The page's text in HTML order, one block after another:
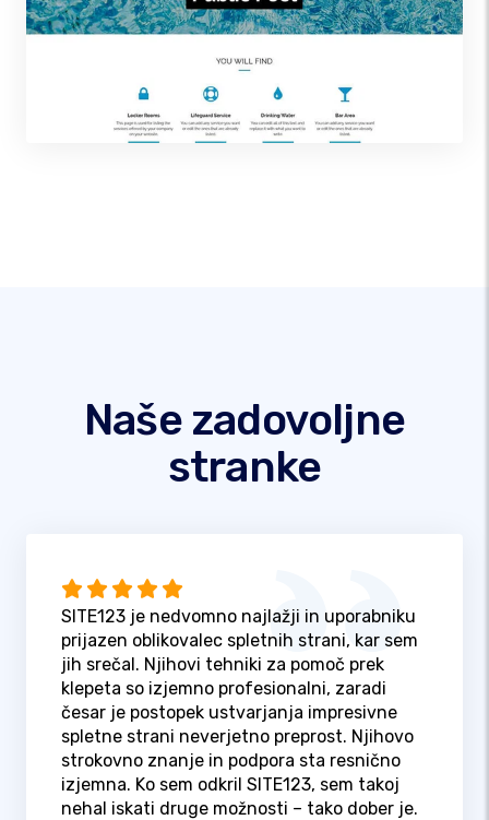
Naše zadovoljne
stranke
SITE123 je nedvomno najlažji in uporabniku
prijazen oblikovalec spletnih strani, kar sem
jih srečal. Njihovi tehniki za pomoč prek
klepeta so izjemno profesionalni, zaradi
česar je postopek ustvarjanja impresivne
spletne strani neverjetno preprost. Njihovo
strokovno znanje in podpora sta resnično
izjemna. Ko sem odkril SITE123, sem takoj
nehal iskati druge možnosti – tako dober je.